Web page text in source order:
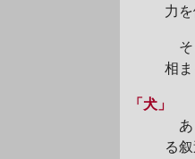
力
そ
相
「犬」
あ
る